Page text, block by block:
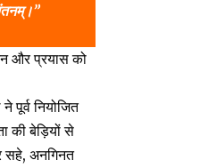
और प्रयास को
नियोजित
की बेड़ियों से
सहे, अनगिनत